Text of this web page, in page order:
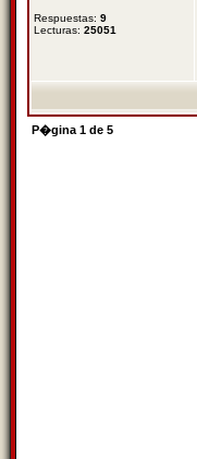
Respuestas: 9
Lecturas: 25051
P�gina 1 de 5